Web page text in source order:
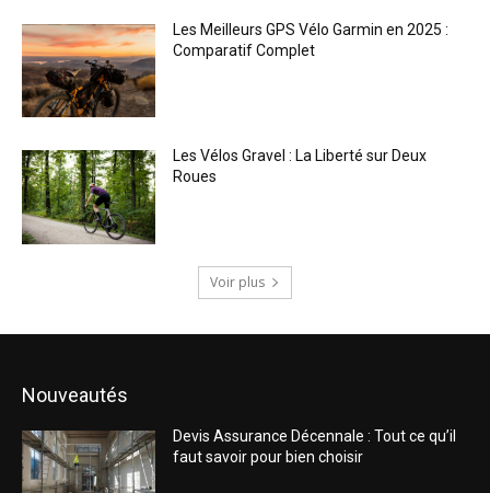
Les Meilleurs GPS Vélo Garmin en 2025 :
Comparatif Complet
Les Vélos Gravel : La Liberté sur Deux
Roues
Voir plus
Nouveautés
Devis Assurance Décennale : Tout ce qu’il
faut savoir pour bien choisir